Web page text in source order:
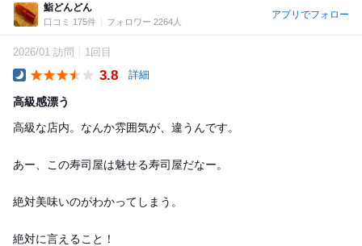
鮨どんどん
口コミ 175件 フォロワー 2264人
アプリでフォロー
2026/01 訪問 1回目
3.8 詳細
高級感漂う
高級な店内。なんか雰囲気が、違うんです。
あー、この寿司屋は魅せる寿司屋だなー。
絶対美味いのがわかってしまう。
絶対に言えること！